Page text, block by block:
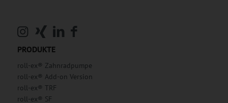
PRODUKTE
roll-ex® Zahnradpumpe
roll-ex® Add-on Version
roll-ex® TRF
roll-ex® SF